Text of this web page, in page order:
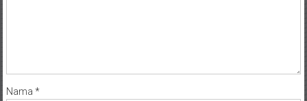
Nama *